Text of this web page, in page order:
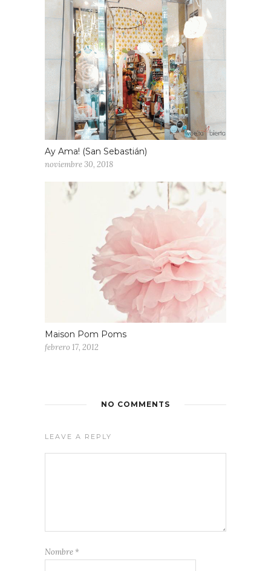
Ay Ama! (San Sebastián)
noviembre 30, 2018
Maison Pom Poms
febrero 17, 2012
NO COMMENTS
LEAVE A REPLY
Nombre *